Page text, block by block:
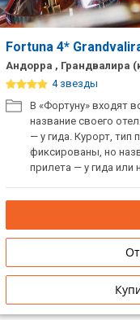
Fortuna 4*
Андорра , Грандвалира
4 звезды
В «Фортуну» входят
название своего
— у гида. Курорт, тип
фиксированы, но
прилета — у гида или